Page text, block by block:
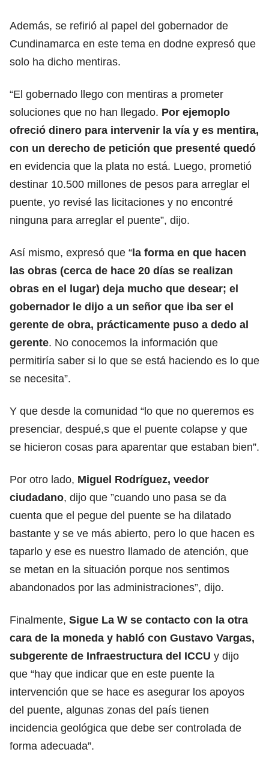
Además, se refirió al papel del gobernador de
Cundinamarca en este tema en dodne expresó que
solo ha dicho mentiras.
“El gobernado llego con mentiras a prometer
soluciones que no han llegado. Por ejemoplo
ofreció dinero para intervenir la vía y es mentira,
con un derecho de petición que presenté quedó
en evidencia que la plata no está. Luego, prometió
destinar 10.500 millones de pesos para arreglar el
puente, yo revisé las licitaciones y no encontré
ninguna para arreglar el puente”, dijo.
Así mismo, expresó que “la forma en que hacen
las obras (cerca de hace 20 días se realizan
obras en el lugar) deja mucho que desear; el
gobernador le dijo a un señor que iba ser el
gerente de obra, prácticamente puso a dedo al
gerente. No conocemos la información que
permitiría saber si lo que se está haciendo es lo que
se necesita”.
Y que desde la comunidad “lo que no queremos es
presenciar, despué,s que el puente colapse y que
se hicieron cosas para aparentar que estaban bien”.
Por otro lado, Miguel Rodríguez, veedor
ciudadano, dijo que ”cuando uno pasa se da
cuenta que el pegue del puente se ha dilatado
bastante y se ve más abierto, pero lo que hacen es
taparlo y ese es nuestro llamado de atención, que
se metan en la situación porque nos sentimos
abandonados por las administraciones”, dijo.
Finalmente, Sigue La W se contacto con la otra
cara de la moneda y habló con Gustavo Vargas,
subgerente de Infraestructura del ICCU y dijo
que “hay que indicar que en este puente la
intervención que se hace es asegurar los apoyos
del puente, algunas zonas del país tienen
incidencia geológica que debe ser controlada de
forma adecuada”.